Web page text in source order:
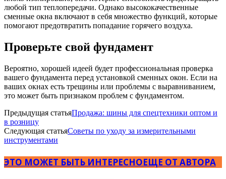
любой тип теплопередачи. Однако высококачественные
сменные окна включают в себя множество функций, которые
помогают предотвратить попадание горячего воздуха.
Проверьте свой фундамент
Вероятно, хорошей идеей будет профессиональная проверка
вашего фундамента перед установкой сменных окон. Если на
ваших окнах есть трещины или проблемы с выравниванием,
это может быть признаком проблем с фундаментом.
Предыдущая статьяПродажа: шины для спецтехники оптом и
в розницу
Следующая статьяСоветы по уходу за измерительными
инструментами
ЭТО МОЖЕТ БЫТЬ ИНТЕРЕСНОЕЩЕ ОТ АВТОРА